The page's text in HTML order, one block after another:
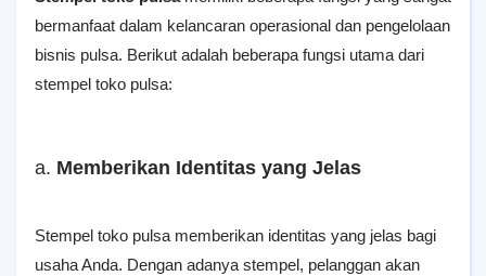
bermanfaat dalam kelancaran operasional dan pengelolaan
bisnis pulsa. Berikut adalah beberapa fungsi utama dari
stempel toko pulsa:
a. Memberikan Identitas yang Jelas
Stempel toko pulsa memberikan identitas yang jelas bagi
usaha Anda. Dengan adanya stempel, pelanggan akan